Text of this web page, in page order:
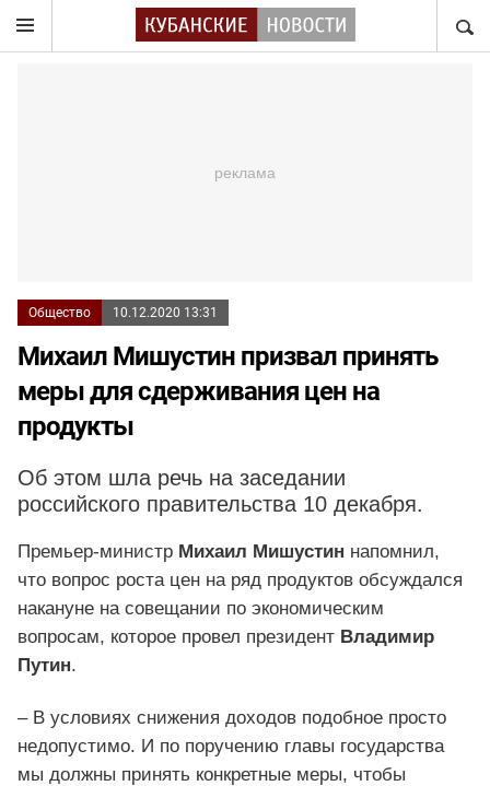
Общество 10.12.2020 13:31
Михаил Мишустин призвал принять
меры для сдерживания цен на
продукты
Об этом шла речь на заседании
российского правительства 10 декабря.
Премьер-министр Михаил Мишустин напомнил,
что вопрос роста цен на ряд продуктов обсуждался
накануне на совещании по экономическим
вопросам, которое провел президент Владимир
Путин.
– В условиях снижения доходов подобное просто
недопустимо. И по поручению главы государства
мы должны принять конкретные меры, чтобы